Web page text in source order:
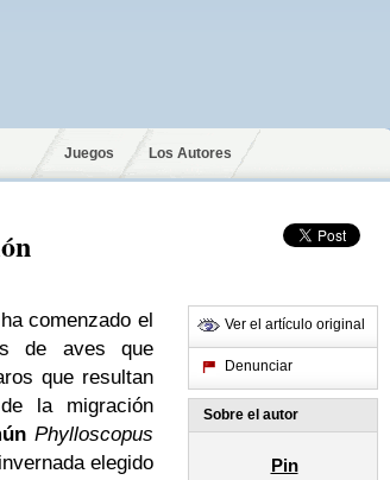
Juegos Los Autores
comenzado el
de aves que
que resultan
la migración
Phylloscopus
elegido
Ver el artículo original
Denunciar
Sobre el autor
Pin